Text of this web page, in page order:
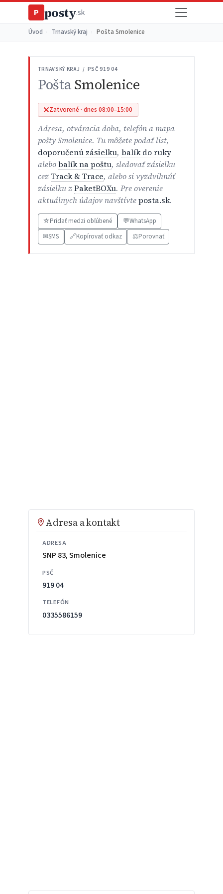
P posty.sk
Úvod Trnavský kraj Pošta Smolenice
TRNAVSKÝ KRAJ / PSČ 919 04
PoštaSmolenice
Zatvorené · dnes 08:00–15:00
Adresa, otváracia doba, telefón a mapa
pošty Smolenice. Tu môžete podať list,
doporučenú zásielku, balík do ruky
alebobalík na poštu, sledovať zásielku
cezTrack & Trace, alebo si vyzdvihnúť
zásielku zPaketBOXu. Pre overenie
aktuálnych údajov navštívteposta.sk.
☆Pridať medzi obľúbené 💬WhatsApp
✉SMS 🔗Kopírovať odkaz ⚖️Porovnať
Adresa a kontakt
ADRESA
SNP 83, Smolenice
PSČ
919 04
TELEFÓN
0335586159